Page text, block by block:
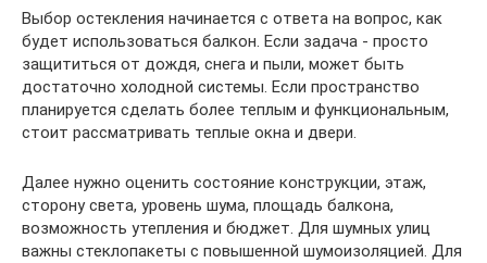
Выбор остекления начинается с ответа на вопрос, как
будет использоваться балкон. Если задача - просто
защититься от дождя, снега и пыли, может быть
достаточно холодной системы. Если пространство
планируется сделать более теплым и функциональным,
стоит рассматривать теплые окна и двери.
Далее нужно оценить состояние конструкции, этаж,
сторону света, уровень шума, площадь балкона,
возможность утепления и бюджет. Для шумных улиц
важны стеклопакеты с повышенной шумоизоляцией. Для